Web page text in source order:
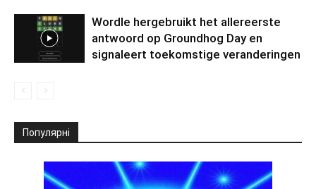
Wordle hergebruikt het allereerste
antwoord op Groundhog Day en
signaleert toekomstige veranderingen
Популярні